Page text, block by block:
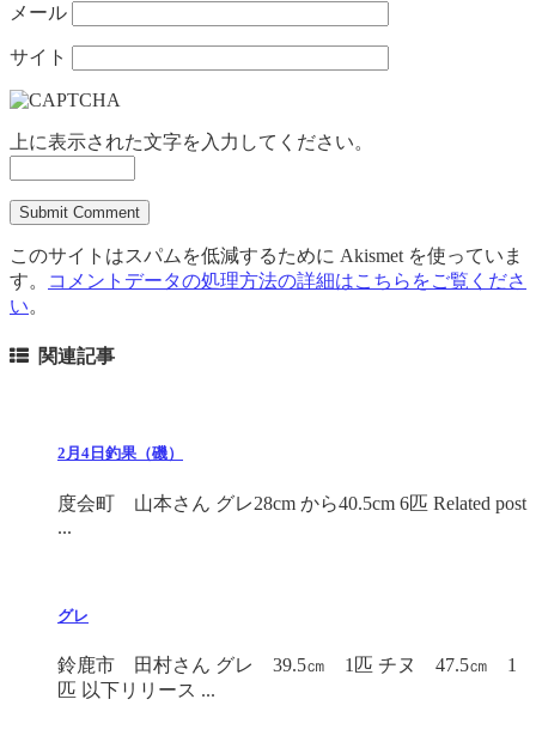
メール
サイト
上に表示された文字を入力してください。
このサイトはスパムを低減するために Akismet を使っていま
す。
コメントデータの処理方法の詳細はこちらをご覧くださ
い。
関連記事
2月4日釣果（磯）
度会町 山本さん グレ28cm から40.5cm 6匹 Related post
...
グレ
鈴鹿市 田村さん グレ 39.5㎝ 1匹 チヌ 47.5㎝ 1
匹 以下リリース ...